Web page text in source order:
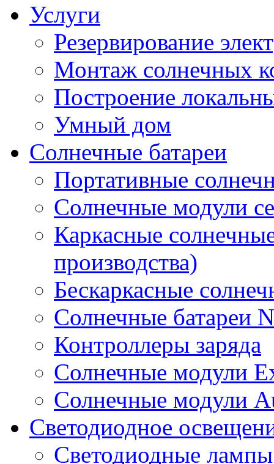
Услуги
Резервирование
Монтаж солнечных
Построение
Умный дом
Солнечные батареи
Портативные
Солнечные модули
Каркасные
производства)
Бескаркасные
Солнечные батареи
Контроллеры заряда
Солнечные модули
Солнечные модули
Светодиодное
Светодиодные лампы